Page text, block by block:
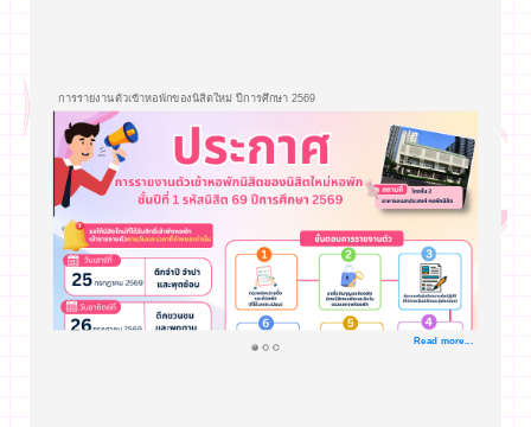
การรายงานตัวเข้าหอพักของนิสิตใหม่ ปีการศึกษา 2569
Read more...